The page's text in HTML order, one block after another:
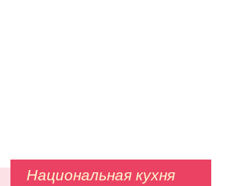
Национальная кухня